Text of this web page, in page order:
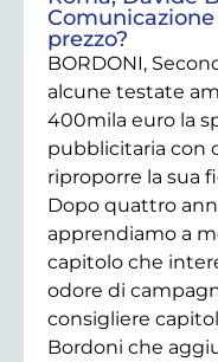
prezzo?
BORDONI,
alcune testate
400mila euro la
pubblicitaria con
riproporre la sua
Dopo quattro
apprendiamo a
capitolo che
odore di
consigliere
Bordoni che